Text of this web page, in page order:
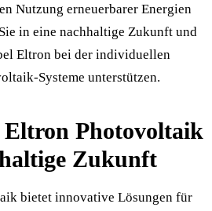
Nutzung erneuerbarer Energien
in eine nachhaltige Zukunft und
Eltron bei der individuellen
Systeme unterstützen.
Eltron Photovoltaik
Zukunft
bietet innovative Lösungen für